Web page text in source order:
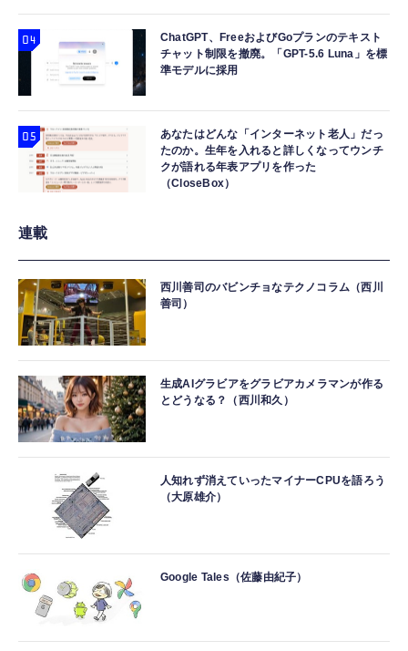
ChatGPT、FreeおよびGoプランのテキスト
チャット制限を撤廃。「GPT-5.6 Luna」を標
準モデルに採用
あなたはどんな「インターネット老人」だっ
たのか。生年を入れると詳しくなってウンチ
クが語れる年表アプリを作った
（CloseBox）
連載
西川善司のバビンチョなテクノコラム（西川
善司）
生成AIグラビアをグラビアカメラマンが作る
とどうなる？（西川和久）
人知れず消えていったマイナーCPUを語ろう
（大原雄介）
Google Tales（佐藤由紀子）